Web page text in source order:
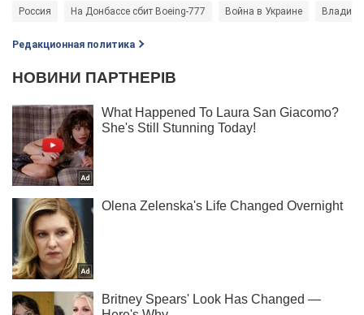
Россия На Донбассе сбит Boeing-777 Война в Украине
Редакционная политика